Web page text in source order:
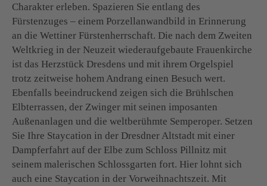
Charakter erleben. Spazieren Sie entlang des
Fürstenzuges – einem Porzellanwandbild in Erinnerung
an die Wettiner Fürstenherrschaft. Die nach dem Zweiten
Weltkrieg in der Neuzeit wiederaufgebaute Frauenkirche
ist das Herzstück Dresdens und mit ihrem Orgelspiel
trotz zeitweise hohem Andrang einen Besuch wert.
Ebenfalls beeindruckend zeigen sich die Brühlschen
Elbterrassen, der Zwinger mit seinen imposanten
Außenanlagen und die weltberühmte Semperoper. Setzen
Sie Ihre Staycation in der Dresdner Altstadt mit einer
Dampferfahrt auf der Elbe zum Schloss Pillnitz mit
seinem malerischen Schlossgarten fort. Hier lohnt sich
auch eine Staycation in der Vorweihnachtszeit. Mit